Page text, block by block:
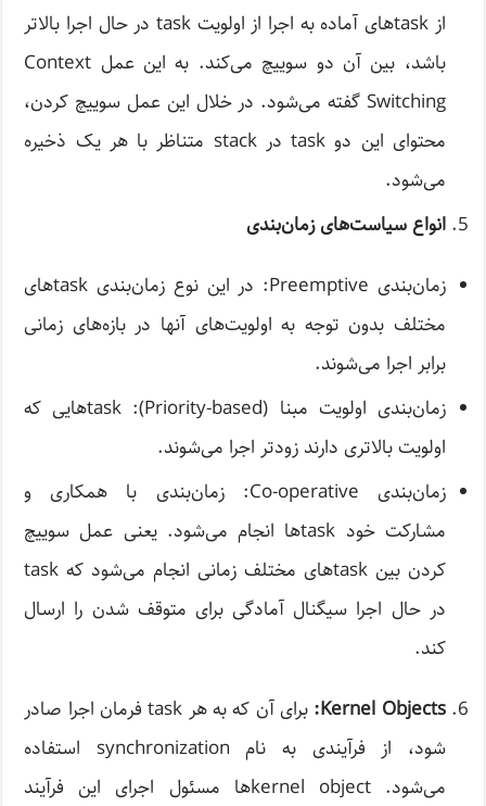
از task‌های آماده به اجرا از اولویت task در حال اجرا بالاتر
باشد، بین آن دو سوییچ می‌کند. به این عمل Context
Switching گفته می‌شود. در خلال این عمل سوییچ کردن،
محتوای این دو task در stack متناظر با هر یک ذخیره
می‌شود.
انواع سیاست‌های زمان‌بندی
زمان‌بندی Preemptive: در این نوع زمان‌بندی task‌های
مختلف بدون توجه به اولویت‌های آنها در بازه‌های زمانی
برابر اجرا می‌شوند.
زمان‌بندی اولویت مبنا (Priority-based): task‌هایی که
اولویت بالاتری دارند زودتر اجرا می‌شوند.
زمان‌بندی Co-operative: زمان‌بندی با همکاری و
مشارکت خود task‌ها انجام می‌شود. یعنی عمل سوییچ
کردن بین task‌های مختلف زمانی انجام می‌شود که task
در حال اجرا سیگنال آمادگی برای متوقف شدن را ارسال
کند.
Kernel Objects:
برای آن که به هر task فرمان اجرا صادر
شود، از فرآیندی به نام synchronization استفاده
می‌شود. kernel object‌ها مسئول اجرای این فرآیند